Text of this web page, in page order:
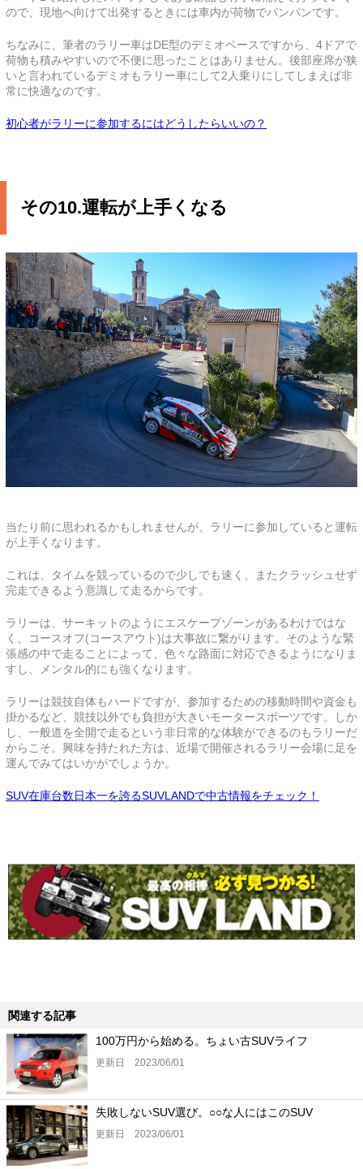
ので、現地へ向けて出発するときには車内が荷物でパンパンです。
ちなみに、筆者のラリー車はDE型のデミオベースですから、4ドアで
荷物も積みやすいので不便に思ったことはありません。後部座席が狭
いと言われているデミオもラリー車にして2人乗りにしてしまえば非
常に快適なのです。
初心者がラリーに参加するにはどうしたらいいの？
その10.運転が上手くなる
当たり前に思われるかもしれませんが、ラリーに参加していると運転
が上手くなります。
これは、タイムを競っているので少しでも速く、またクラッシュせず
完走できるよう意識して走るからです。
ラリーは、サーキットのようにエスケープゾーンがあるわけではな
く、コースオフ(コースアウト)は大事故に繋がります。そのような緊
張感の中で走ることによって、色々な路面に対応できるようになりま
すし、メンタル的にも強くなります。
ラリーは競技自体もハードですが、参加するための移動時間や資金も
掛かるなど、競技以外でも負担が大きいモータースポーツです。しか
し、一般道を全開で走るという非日常的な体験ができるのもラリーだ
からこそ。興味を持たれた方は、近場で開催されるラリー会場に足を
運んでみてはいかがでしょうか。
SUV在庫台数日本一を誇るSUVLANDで中古情報をチェック！
関連する記事
100万円から始める。ちょい古SUVライフ
更新日 2023/06/01
失敗しないSUV選び。○○な人にはこのSUV
更新日 2023/06/01